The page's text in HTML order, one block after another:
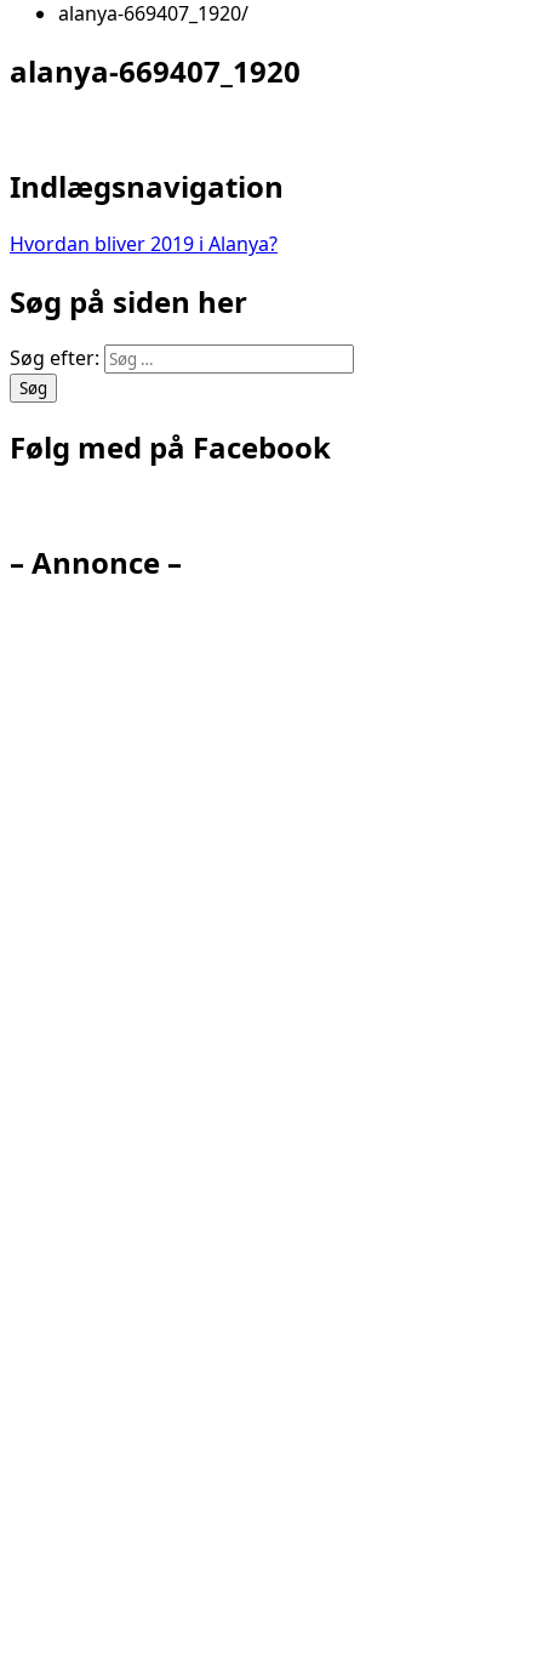
alanya-669407_1920
alanya-669407_1920
Indlægsnavigation
Hvordan bliver 2019 i Alanya?
Søg på siden her
Søg efter:
Følg med på Facebook
– Annonce –